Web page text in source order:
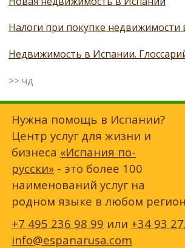
Налоги при покупке недвижимости
Недвижимость в Испании.
>> чд
Нужна помощь в Испании?
Центр услуг для жизни и
бизнеса «Испания по-
русски» - это более 100
наименований услуг на
родном языке в любом
+7 495 236 98 99 или +34 93
info@espanarusa.com